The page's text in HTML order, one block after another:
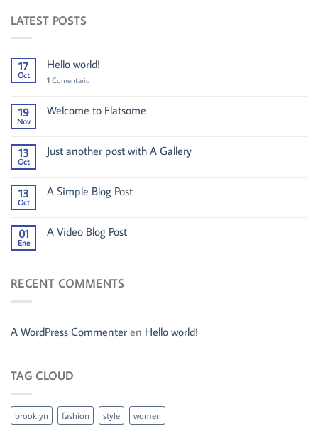
LATEST POSTS
17
Oct
Hello world!
1 Comentario
19
Nov
Welcome to Flatsome
13
Oct
Just another post with A Gallery
13
Oct
A Simple Blog Post
01
Ene
A Video Blog Post
RECENT COMMENTS
A WordPress Commenter en Hello world!
TAG CLOUD
brooklyn fashion style women